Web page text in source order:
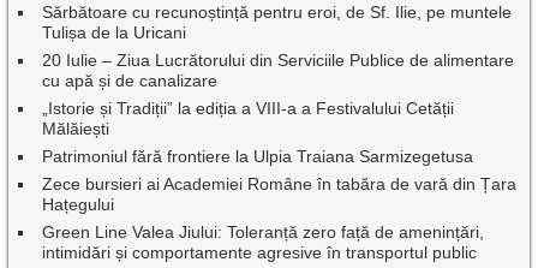
Sărbătoare cu recunoștință pentru eroi, de Sf. Ilie, pe muntele
Tulișa de la Uricani
20 Iulie – Ziua Lucrătorului din Serviciile Publice de alimentare
cu apă și de canalizare
„Istorie și Tradiții” la ediția a VIII-a a Festivalului Cetății
Mălăiești
Patrimoniul fără frontiere la Ulpia Traiana Sarmizegetusa
Zece bursieri ai Academiei Române în tabăra de vară din Țara
Hațegului
Green Line Valea Jiului: Toleranță zero față de amenințări,
intimidări și comportamente agresive în transportul public